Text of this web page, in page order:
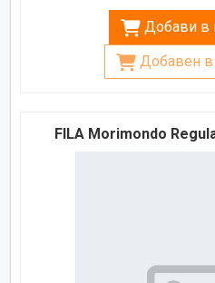
Добави в
Добавен в
FILA Morimondo